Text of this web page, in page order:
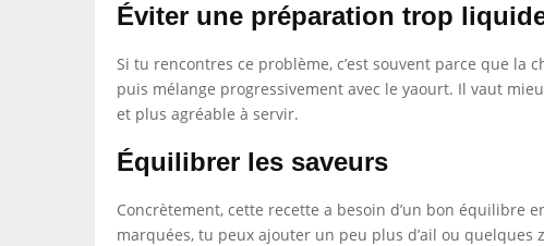
Éviter une préparation trop
Si tu rencontres ce problème, c’est souvent parce que la
puis mélange progressivement avec le yaourt. Il vaut
et plus agréable à servir.
Équilibrer les saveurs
Concrètement, cette recette a besoin d’un bon équilibre
marquées, tu peux ajouter un peu plus d’ail ou